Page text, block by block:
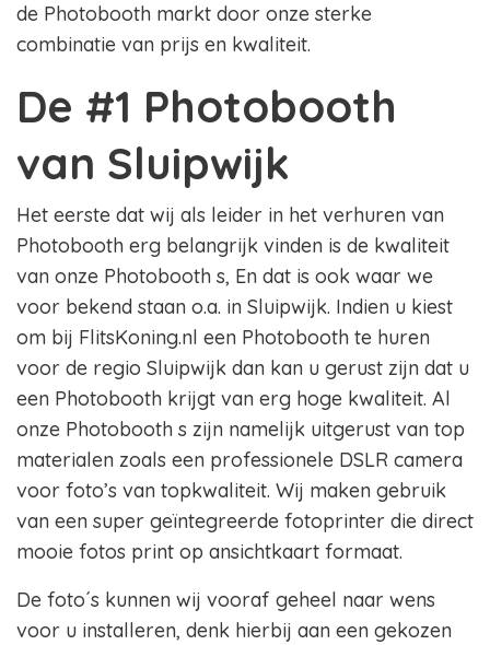
de Photobooth markt door onze sterke
combinatie van prijs en kwaliteit.
De #1 Photobooth
van Sluipwijk
Het eerste dat wij als leider in het verhuren van
Photobooth erg belangrijk vinden is de kwaliteit
van onze Photobooth s, En dat is ook waar we
voor bekend staan o.a. in Sluipwijk. Indien u kiest
om bij FlitsKoning.nl een Photobooth te huren
voor de regio Sluipwijk dan kan u gerust zijn dat u
een Photobooth krijgt van erg hoge kwaliteit. Al
onze Photobooth s zijn namelijk uitgerust van top
materialen zoals een professionele DSLR camera
voor foto’s van topkwaliteit. Wij maken gebruik
van een super geïntegreerde fotoprinter die direct
mooie fotos print op ansichtkaart formaat.
De foto´s kunnen wij vooraf geheel naar wens
voor u installeren, denk hierbij aan een gekozen